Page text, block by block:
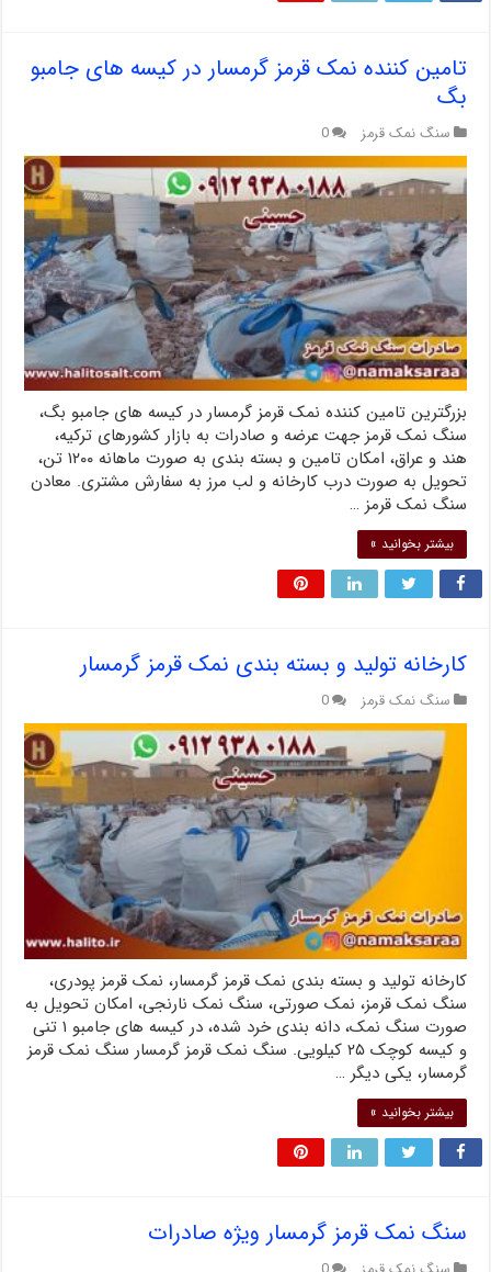
تامین کننده نمک قرمز گرمسار در کیسه های جامبو
بگ
سنگ نمک قرمز 0
بزرگترین تامین کننده نمک قرمز گرمسار در کیسه های جامبو بگ،
سنگ نمک قرمز جهت عرضه و صادرات به بازار کشورهای ترکیه،
هند و عراق، امکان تامین و بسته بندی به صورت ماهانه ۱۲۰۰ تن،
تحویل به صورت درب کارخانه و لب مرز به سفارش مشتری. معادن
سنگ نمک قرمز …
بیشتر بخوانید »
کارخانه تولید و بسته بندی نمک قرمز گرمسار
سنگ نمک قرمز 0
کارخانه تولید و بسته بندی نمک قرمز گرمسار، نمک قرمز پودری،
سنگ نمک قرمز، نمک صورتی، سنگ نمک نارنجی، امکان تحویل به
صورت سنگ نمک، دانه بندی خرد شده، در کیسه های جامبو ۱ تنی
و کیسه کوچک ۲۵ کیلویی. سنگ نمک قرمز گرمسار سنگ نمک قرمز
گرمسار، یکی دیگر …
بیشتر بخوانید »
سنگ نمک قرمز گرمسار ویژه صادرات